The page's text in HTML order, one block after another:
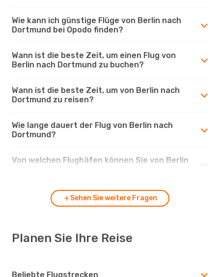
Wie kann ich günstige Flüge von Berlin nach
Dortmund bei Opodo finden?
Wann ist die beste Zeit, um einen Flug von
Berlin nach Dortmund zu buchen?
Wann ist die beste Zeit, um von Berlin nach
Dortmund zu reisen?
Wie lange dauert der Flug von Berlin nach
Dortmund?
Von welchen Flughäfen können Sie von Berlin
Sehen Sie weitere Fragen
Planen Sie Ihre Reise
Beliebte Flugstrecken